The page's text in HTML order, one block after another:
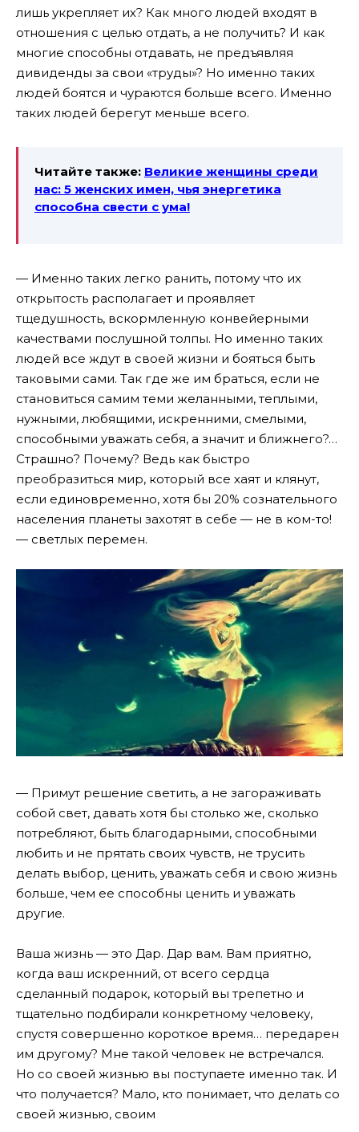
лишь укрепляет их? Как много людей входят в
отношения с целью отдать, а не получить? И как
многие способны отдавать, не предъявляя
дивиденды за свои «труды»? Но именно таких
людей боятся и чураются больше всего. Именно
таких людей берегут меньше всего.
Читайте также: Великие женщины среди
нас: 5 женских имен, чья энергетика
способна свести с ума!
— Именно таких легко ранить, потому что их
открытость располагает и проявляет
тщедушность, вскормленную конвейерными
качествами послушной толпы. Но именно таких
людей все ждут в своей жизни и бояться быть
таковыми сами. Так где же им браться, если не
становиться самим теми желанными, теплыми,
нужными, любящими, искренними, смелыми,
способными уважать себя, а значит и ближнего?…
Страшно? Почему? Ведь как быстро
преобразиться мир, который все хаят и клянут,
если единовременно, хотя бы 20% сознательного
населения планеты захотят в себе — не в ком-то!
— светлых перемен.
— Примут решение светить, а не загораживать
собой свет, давать хотя бы столько же, сколько
потребляют, быть благодарными, способными
любить и не прятать своих чувств, не трусить
делать выбор, ценить, уважать себя и свою жизнь
больше, чем ее способны ценить и уважать
другие.
Ваша жизнь — это Дар. Дар вам. Вам приятно,
когда ваш искренний, от всего сердца
сделанный подарок, который вы трепетно и
тщательно подбирали конкретному человеку,
спустя совершенно короткое время… передарен
им другому? Мне такой человек не встречался.
Но со своей жизнью вы поступаете именно так. И
что получается? Мало, кто понимает, что делать со
своей жизнью, своим